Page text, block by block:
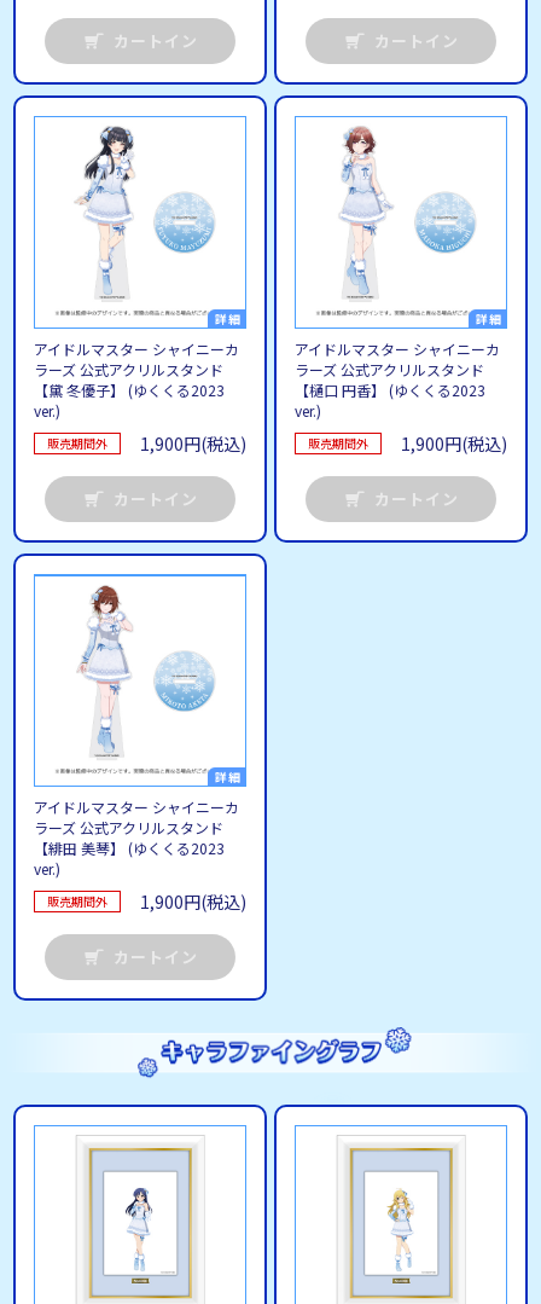
カートイン カートイン
アイドルマスター シャイニーカ
ラーズ 公式アクリルスタンド
【黛 冬優子】 (ゆくくる2023
ver.)
販売期間外 1,900円(税込)
カートイン
アイドルマスター シャイニーカ
ラーズ 公式アクリルスタンド
【樋口 円香】 (ゆくくる2023
ver.)
販売期間外 1,900円(税込)
カートイン
アイドルマスター シャイニーカ
ラーズ 公式アクリルスタンド
【緋田 美琴】 (ゆくくる2023
ver.)
販売期間外 1,900円(税込)
カートイン